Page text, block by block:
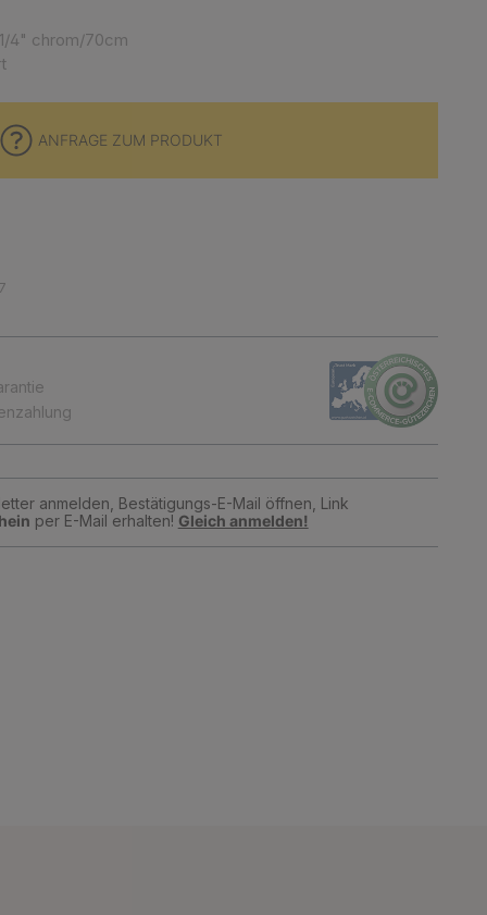
4" chrom/70cm
ANFRAGE ZUM PRODUKT
anmelden, Bestätigungs-E-Mail öffnen, Link
per E-Mail erhalten! Gleich anmelden!